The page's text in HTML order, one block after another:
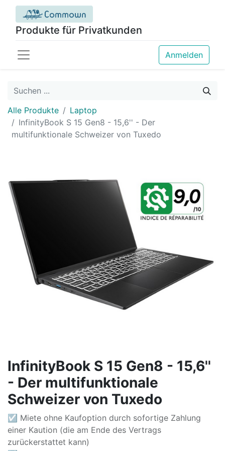
Produkte für Privatkunden
Anmelden
Alle Produkte
Laptop
InfinityBook S 15 Gen8 - 15,6'' - Der
multifunktionale Schweizer von Tuxedo
InfinityBook S 15 Gen8 - 15,6''
- Der multifunktionale
Schweizer von Tuxedo
☑ Miete ohne Kaufoption durch sofortige Zahlung
einer Kaution (die am Ende des Vertrags
zurückerstattet kann)